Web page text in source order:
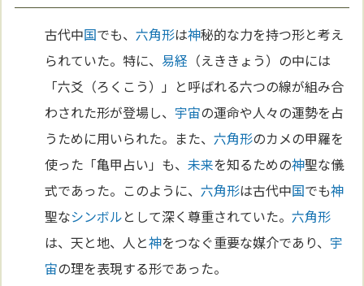
古代中国でも、六角形は神秘的な力を持つ形と考え
られていた。特に、 易経 （えききょう）の中には
「六爻（ろくこう）」と呼ばれる六つの線が組み合
わされた形が登場し、 宇宙の運命や人々の運勢を占
うために用いられた。また、六角形のカメの甲羅を
使った「亀甲占い」も、未来を知るための神聖な儀
式であった。このように、六角形は古代中国でも神
聖なシンボルとして深く尊重されていた。六角形
は、天と地、人と神をつなぐ重要な媒介であり、 宇
宙の理を表現する形であった。